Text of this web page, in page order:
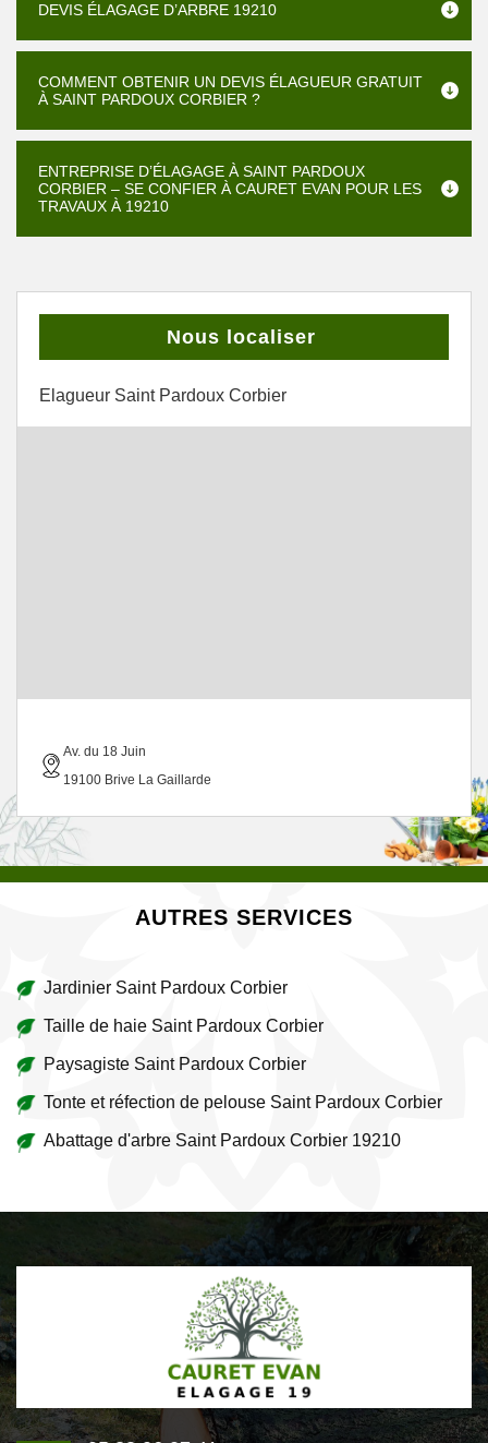
DEVIS ÉLAGAGE D’ARBRE 19210
COMMENT OBTENIR UN DEVIS ÉLAGUEUR GRATUIT
À SAINT PARDOUX CORBIER ?
ENTREPRISE D’ÉLAGAGE À SAINT PARDOUX
CORBIER – SE CONFIER À CAURET EVAN POUR LES
TRAVAUX À 19210
Nous localiser
Elagueur Saint Pardoux Corbier
Av. du 18 Juin
19100 Brive La Gaillarde
AUTRES SERVICES
Jardinier Saint Pardoux Corbier
Taille de haie Saint Pardoux Corbier
Paysagiste Saint Pardoux Corbier
Tonte et réfection de pelouse Saint Pardoux Corbier
Abattage d'arbre Saint Pardoux Corbier 19210